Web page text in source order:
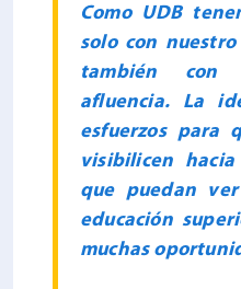
Como UDB
solo con
también con
afluencia. La
esfuerzos para
visibilicen
que puedan
educación
muchas